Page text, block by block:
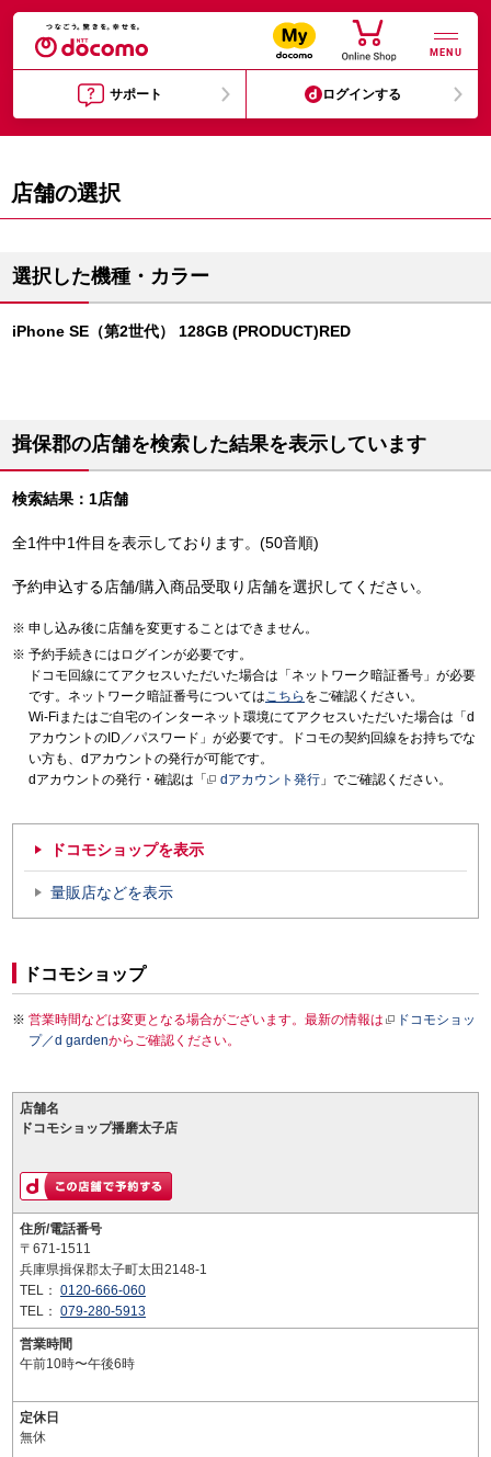
MENU
サポート ログインする
店舗の選択
選択した機種・カラー
iPhone SE（第2世代） 128GB (PRODUCT)RED
揖保郡の店舗を検索した結果を表示しています
検索結果：1店舗
全1件中1件目を表示しております。(50音順)
予約申込する店舗/購入商品受取り店舗を選択してください。
申し込み後に店舗を変更することはできません。
予約手続きにはログインが必要です。
ドコモ回線にてアクセスいただいた場合は「ネットワーク暗証番号」が必要
です。ネットワーク暗証番号についてはこちら をご確認ください。
Wi-Fiまたはご自宅のインターネット環境にてアクセスいただいた場合は「d
アカウントのID／パスワード」が必要です。ドコモの契約回線をお持ちでな
い方も、dアカウントの発行が可能です。
dアカウントの発行・確認は「
dアカウント発行 」でご確認ください。
ドコモショップを表示
量販店などを表示
ドコモショップ
営業時間などは変更となる場合がございます。最新の情報は
ドコモショッ
プ／d gardenからご確認ください。
店舗名
ドコモショップ播磨太子店
住所/電話番号
〒671-1511
兵庫県揖保郡太子町太田2148-1
TEL： 0120-666-060
TEL： 079-280-5913
営業時間
午前10時〜午後6時
定休日
無休